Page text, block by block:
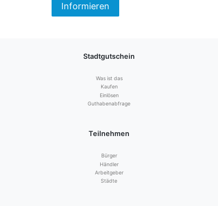
Informieren
Stadtgutschein
Was ist das
Kaufen
Einlösen
Guthabenabfrage
Teilnehmen
Bürger
Händler
Arbeitgeber
Städte